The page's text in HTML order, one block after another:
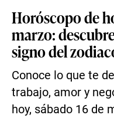
Horóscopo de
marzo:
signo del
Conoce lo que te
trabajo, amor y
hoy, sábado 16 de